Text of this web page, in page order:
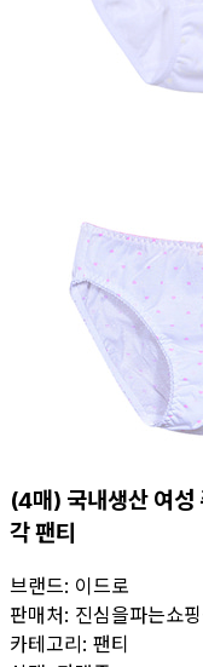
(4매) 국내생산 여
각 팬티
브랜드: 이드로
판매처: 진심을파는쇼
카테고리: 팬티